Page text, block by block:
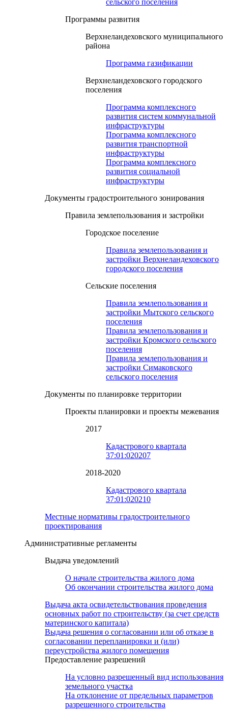
сельского поселения
Программы развития
Верхнеландеховского муниципального
района
Программа газификации
Верхнеландеховского городского
поселения
Программа комплексного
развития систем коммунальной
инфраструктуры
Программа комплексного
развития транспортной
инфраструктуры
Программа комплексного
развития социальной
инфраструктуры
Документы градостроительного зонирования
Правила землепользования и застройки
Городское поселение
Правила землепользования и
застройки Верхнеландеховского
городского поселения
Сельские поселения
Правила землепользования и
застройки Мытского сельского
поселения
Правила землепользования и
застройки Кромского сельского
поселения
Правила землепользования и
застройки Симаковского
сельского поселения
Документы по планировке территории
Проекты планировки и проекты межевания
2017
Кадастрового квартала
37:01:020207
2018-2020
Кадастрового квартала
37:01:020210
Местные нормативы градостроительного
проектирования
Административные регламенты
Выдача уведомлений
О начале строительства жилого дома
Об окончании строительства жилого дома
Выдача акта освидетельствования проведения
основных работ по строительству (за счет средств
материнского капитала)
Выдача решения о согласовании или об отказе в
согласовании перепланировки и (или)
переустройства жилого помещения
Предоставление разрешений
На условно разрешенный вид использования
земельного участка
На отклонение от предельных параметров
разрешенного строительства